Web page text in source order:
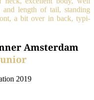
and length of tail, stan­ding
a bit over in back, typi­
Amsterdam
2019